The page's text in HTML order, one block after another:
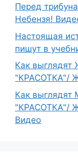
Перед
Небензя!
Настоящая
пишут в
Как
"КРАСОТКА"/
Как
"КРАСОТКА"/
Видео